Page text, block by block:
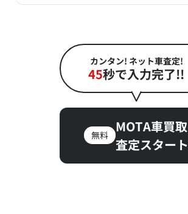
カンタン! ネット車査定!
45秒で入力完了!!
無料
MOTA車買取
査定スタート